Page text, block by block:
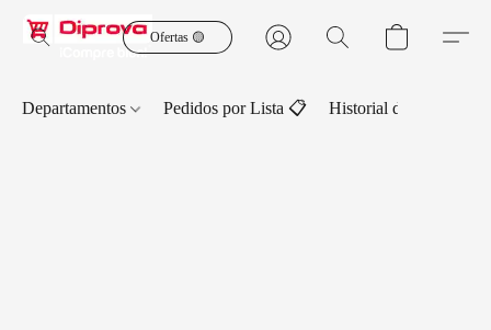
Ofertas 🟡
Departamentos Pedidos por Lista 📋 Historial de Pedidos